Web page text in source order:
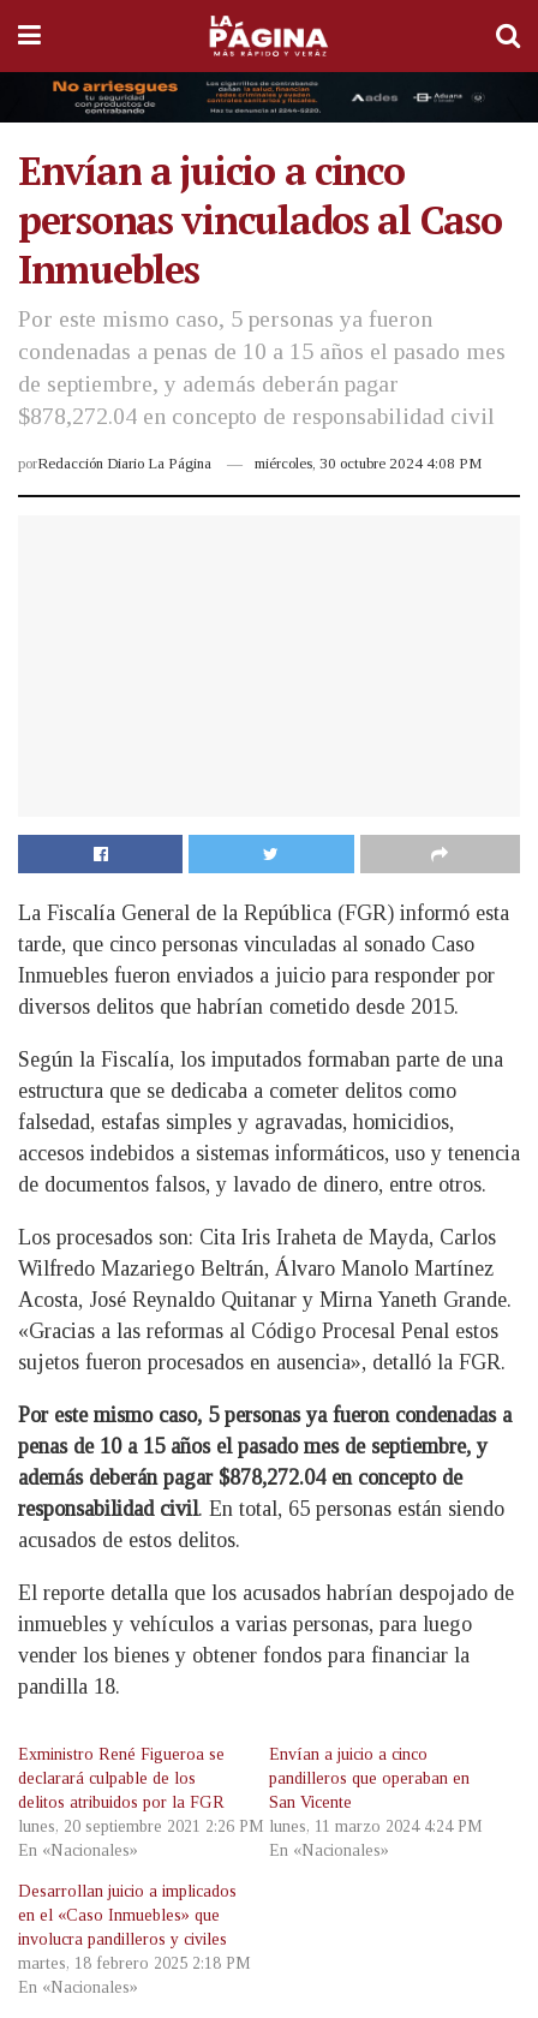
Envían a juicio a cinco
personas vinculados al Caso
Inmuebles
Por este mismo caso, 5 personas ya fueron
condenadas a penas de 10 a 15 años el pasado mes
de septiembre, y además deberán pagar
$878,272.04 en concepto de responsabilidad civil
porRedacción Diario La Página miércoles, 30 octubre 2024 4:08 PM
La Fiscalía General de la República (FGR) informó esta
tarde, que cinco personas vinculadas al sonado Caso
Inmuebles fueron enviados a juicio para responder por
diversos delitos que habrían cometido desde 2015.
Según la Fiscalía, los imputados formaban parte de una
estructura que se dedicaba a cometer delitos como
falsedad, estafas simples y agravadas, homicidios,
accesos indebidos a sistemas informáticos, uso y tenencia
de documentos falsos, y lavado de dinero, entre otros.
Los procesados son: Cita Iris Iraheta de Mayda, Carlos
Wilfredo Mazariego Beltrán, Álvaro Manolo Martínez
Acosta, José Reynaldo Quitanar y Mirna Yaneth Grande.
«Gracias a las reformas al Código Procesal Penal estos
sujetos fueron procesados en ausencia», detalló la FGR.
Por este mismo caso, 5 personas ya fueron condenadas a
penas de 10 a 15 años el pasado mes de septiembre, y
además deberán pagar $878,272.04 en concepto de
responsabilidad civil. En total, 65 personas están siendo
acusados de estos delitos.
El reporte detalla que los acusados habrían despojado de
inmuebles y vehículos a varias personas, para luego
vender los bienes y obtener fondos para financiar la
pandilla 18.
Exministro René Figueroa se
declarará culpable de los
delitos atribuidos por la FGR
lunes, 20 septiembre 2021 2:26 PM
En «Nacionales»
Envían a juicio a cinco
pandilleros que operaban en
San Vicente
lunes, 11 marzo 2024 4:24 PM
En «Nacionales»
Desarrollan juicio a implicados
en el «Caso Inmuebles» que
involucra pandilleros y civiles
martes, 18 febrero 2025 2:18 PM
En «Nacionales»